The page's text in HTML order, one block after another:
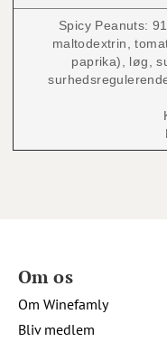
Spicy Peanuts:
maltodextrin,
paprika), løg,
Om os
Om Winefamly
Bliv medlem